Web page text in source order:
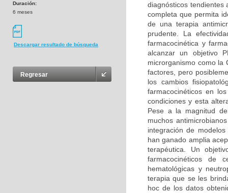
Duración:
6 meses
Descargar resultado de búsqueda
Regresar
diagnósticos tendientes
completa que permita
de una terapia
prudente. La
farmacocinética y
alcanzar un objetivo
microrganismo como la
factores, pero
los cambios
farmacocinéticos en
condiciones y esta
Pese a la magnitud
muchos
integración de
han ganado amplia
terapéutica. Un
farmacocinéticos de
hematológicas y
terapia que se les
hoc de los datos